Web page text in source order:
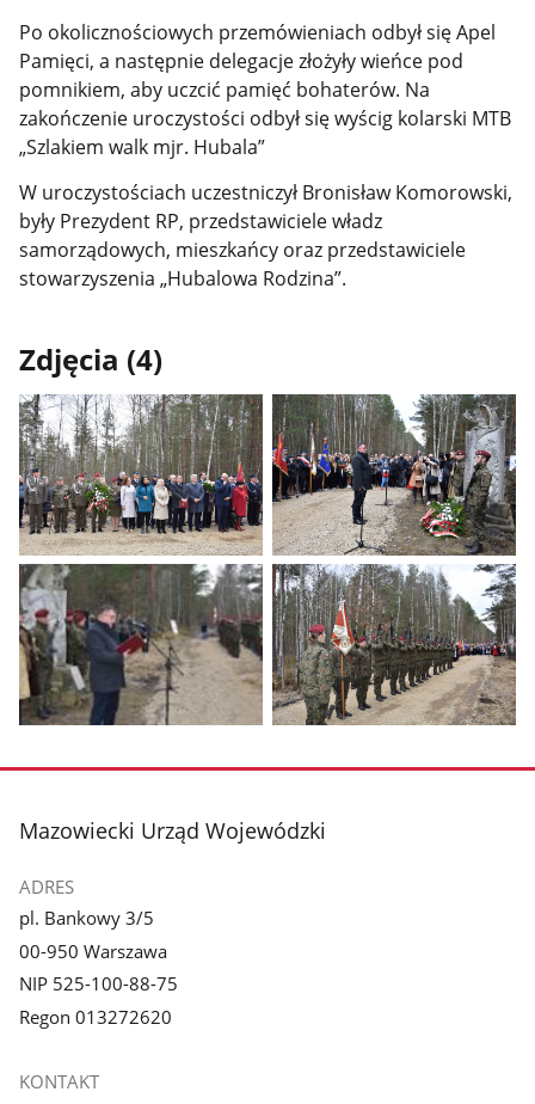
Po okolicznościowych przemówieniach odbył się Apel
Pamięci, a następnie delegacje złożyły wieńce pod
pomnikiem, aby uczcić pamięć bohaterów. Na
zakończenie uroczystości odbył się wyścig kolarski MTB
„Szlakiem walk mjr. Hubala”
W uroczystościach uczestniczył Bronisław Komorowski,
były Prezydent RP, przedstawiciele władz
samorządowych, mieszkańcy oraz przedstawiciele
stowarzyszenia „Hubalowa Rodzina”.
Zdjęcia (4)
Pokaż
zdjęcie
1
z
galerii.
Pokaż
zdjęcie
2
z
galerii.
zdjęcie
galerii.
zdjęcie
galerii.
stopka
Mazowiecki Urząd Wojewódzki
ADRES
pl. Bankowy 3/5
00-950 Warszawa
NIP 525-100-88-75
Regon 013272620
KONTAKT